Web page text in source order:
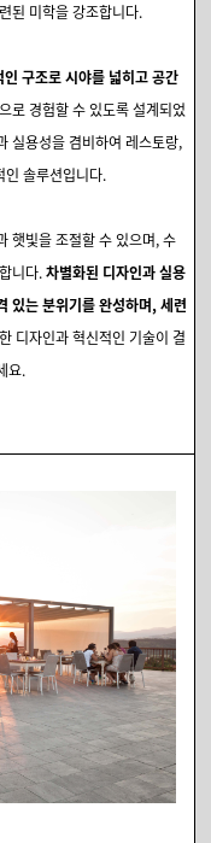
된 미학을 강조합니다.
구조로 시야를 넓히고 공간
로 경험할 수 있도록 설계되었
실용성을 겸비하여 레스토랑,
인 솔루션입니다.
햇빛을 조절할 수 있으며, 수
니다.차별화된 디자인과 실용
있는 분위기를 완성하며, 세련
디자인과 혁신적인 기술이 결
요.